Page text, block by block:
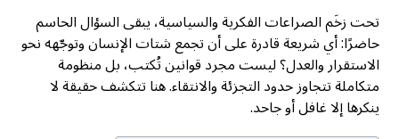
تحت زخَم الصراعات الفكرية والسياسية، يبقى السؤال الحاسم
حاضرًا: أي شريعة قادرة على أن تجمع شتات الإنسان وتوجّهه نحو
الاستقرار والعدل؟ ليست مجرد قوانين تُكتب، بل منظومة
متكاملة تتجاوز حدود التجزئة والانتقاء. هنا تتكشف حقيقة لا
ينكرها إلا غافل أو جاحد.